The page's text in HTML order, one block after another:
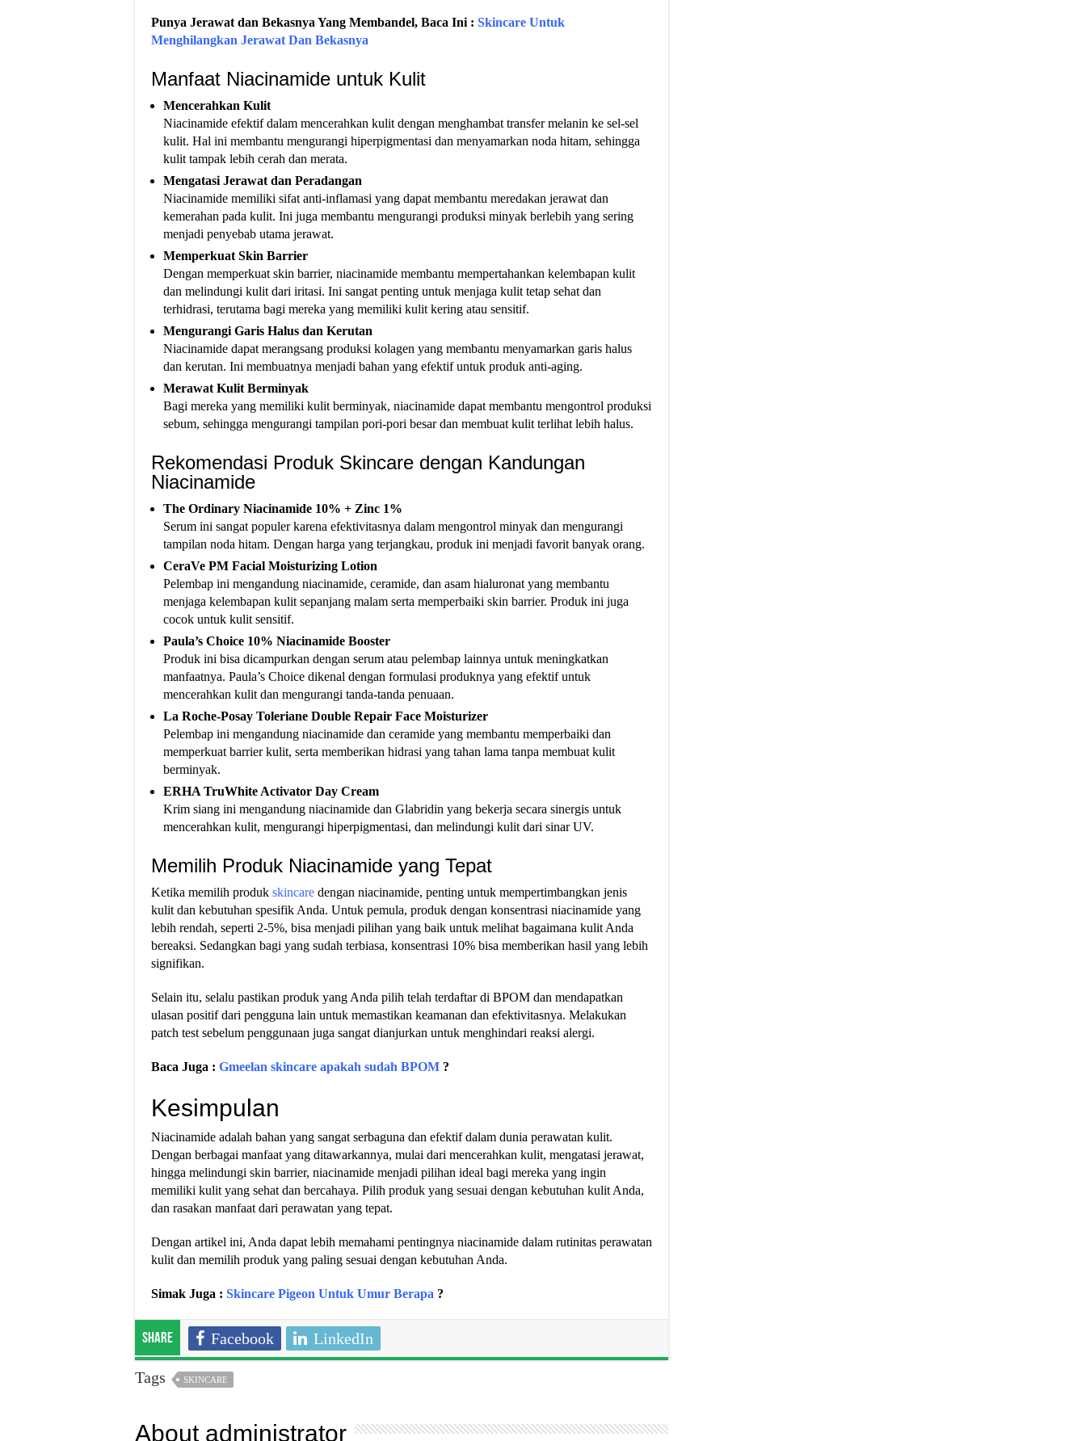
Punya Jerawat dan Bekasnya Yang Membandel, Baca Ini : Skincare Untuk
Menghilangkan Jerawat Dan Bekasnya
Manfaat Niacinamide untuk Kulit
Mencerahkan Kulit
Niacinamide efektif dalam mencerahkan kulit dengan menghambat transfer melanin ke sel-sel
kulit. Hal ini membantu mengurangi hiperpigmentasi dan menyamarkan noda hitam, sehingga
kulit tampak lebih cerah dan merata​.
Mengatasi Jerawat dan Peradangan
Niacinamide memiliki sifat anti-inflamasi yang dapat membantu meredakan jerawat dan
kemerahan pada kulit. Ini juga membantu mengurangi produksi minyak berlebih yang sering
menjadi penyebab utama jerawat​.
Memperkuat Skin Barrier
Dengan memperkuat skin barrier, niacinamide membantu mempertahankan kelembapan kulit
dan melindungi kulit dari iritasi. Ini sangat penting untuk menjaga kulit tetap sehat dan
terhidrasi, terutama bagi mereka yang memiliki kulit kering atau sensitif​.
Mengurangi Garis Halus dan Kerutan
Niacinamide dapat merangsang produksi kolagen yang membantu menyamarkan garis halus
dan kerutan. Ini membuatnya menjadi bahan yang efektif untuk produk anti-aging.
Merawat Kulit Berminyak
Bagi mereka yang memiliki kulit berminyak, niacinamide dapat membantu mengontrol produksi
sebum, sehingga mengurangi tampilan pori-pori besar dan membuat kulit terlihat lebih halus.
Rekomendasi Produk Skincare dengan Kandungan
Niacinamide
The Ordinary Niacinamide 10% + Zinc 1%
Serum ini sangat populer karena efektivitasnya dalam mengontrol minyak dan mengurangi
tampilan noda hitam. Dengan harga yang terjangkau, produk ini menjadi favorit banyak orang​.
CeraVe PM Facial Moisturizing Lotion
Pelembap ini mengandung niacinamide, ceramide, dan asam hialuronat yang membantu
menjaga kelembapan kulit sepanjang malam serta memperbaiki skin barrier. Produk ini juga
cocok untuk kulit sensitif.
Paula’s Choice 10% Niacinamide Booster
Produk ini bisa dicampurkan dengan serum atau pelembap lainnya untuk meningkatkan
manfaatnya. Paula’s Choice dikenal dengan formulasi produknya yang efektif untuk
mencerahkan kulit dan mengurangi tanda-tanda penuaan​.
La Roche-Posay Toleriane Double Repair Face Moisturizer
Pelembap ini mengandung niacinamide dan ceramide yang membantu memperbaiki dan
memperkuat barrier kulit, serta memberikan hidrasi yang tahan lama tanpa membuat kulit
berminyak.
ERHA TruWhite Activator Day Cream
Krim siang ini mengandung niacinamide dan Glabridin yang bekerja secara sinergis untuk
mencerahkan kulit, mengurangi hiperpigmentasi, dan melindungi kulit dari sinar UV.
Memilih Produk Niacinamide yang Tepat
Ketika memilih produk skincare dengan niacinamide, penting untuk mempertimbangkan jenis
kulit dan kebutuhan spesifik Anda. Untuk pemula, produk dengan konsentrasi niacinamide yang
lebih rendah, seperti 2-5%, bisa menjadi pilihan yang baik untuk melihat bagaimana kulit Anda
bereaksi. Sedangkan bagi yang sudah terbiasa, konsentrasi 10% bisa memberikan hasil yang lebih
signifikan​.
Selain itu, selalu pastikan produk yang Anda pilih telah terdaftar di BPOM dan mendapatkan
ulasan positif dari pengguna lain untuk memastikan keamanan dan efektivitasnya. Melakukan
patch test sebelum penggunaan juga sangat dianjurkan untuk menghindari reaksi alergi.
Baca Juga : Gmeelan skincare apakah sudah BPOM ?
Kesimpulan
Niacinamide adalah bahan yang sangat serbaguna dan efektif dalam dunia perawatan kulit.
Dengan berbagai manfaat yang ditawarkannya, mulai dari mencerahkan kulit, mengatasi jerawat,
hingga melindungi skin barrier, niacinamide menjadi pilihan ideal bagi mereka yang ingin
memiliki kulit yang sehat dan bercahaya. Pilih produk yang sesuai dengan kebutuhan kulit Anda,
dan rasakan manfaat dari perawatan yang tepat.
Dengan artikel ini, Anda dapat lebih memahami pentingnya niacinamide dalam rutinitas perawatan
kulit dan memilih produk yang paling sesuai dengan kebutuhan Anda.
Simak Juga : Skincare Pigeon Untuk Umur Berapa ?
Share Facebook LinkedIn
Tags SKINCARE
About administrator